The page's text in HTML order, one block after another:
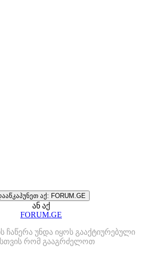
აქ: FORUM.GE
ან აქ
FORUM.GE
ჩაწერა უნდა იყოს გააქტიურებული
რომ გააგრძელოთ